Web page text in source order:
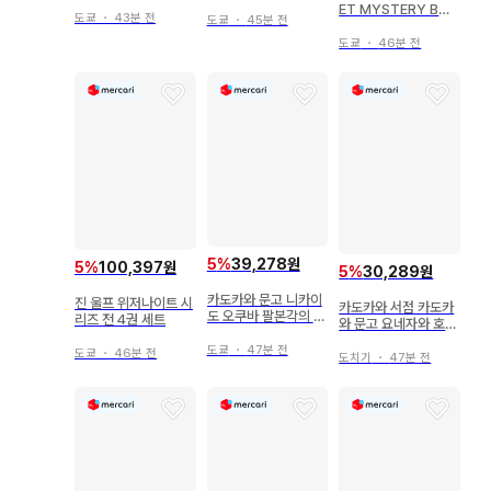
도쿄 ・ 43분 전 도쿄 ・ 45분 전
ET MYSTERY BO
이그 코트의 살인 초판
도쿄 ・ 46분 전
5%100,397원
진 울프 위저나이트 시
리즈 전 4권 세트
도쿄 ・ 46분 전
5%39,278원
카도카와 문고 니카이
도 오쿠바 팔본각의 나
도쿄 ・ 47분 전
5%30,289원
카도카와 서점 카도카
와 문고 요네자와 호노
3
도치기 ・ 47분 전